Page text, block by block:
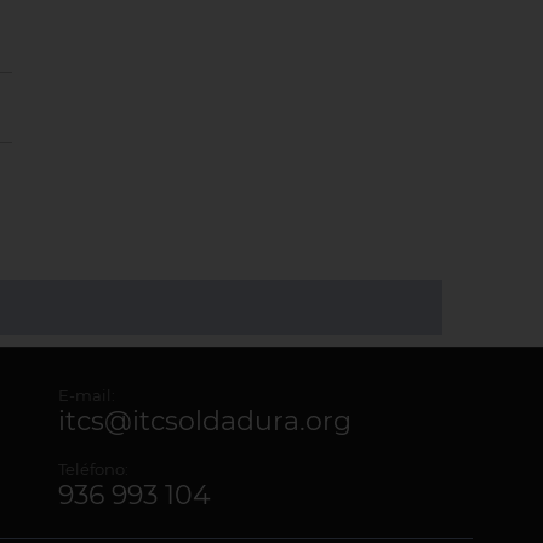
E-mail:
itcs@itcsoldadura.org
Teléfono:
936 993 104